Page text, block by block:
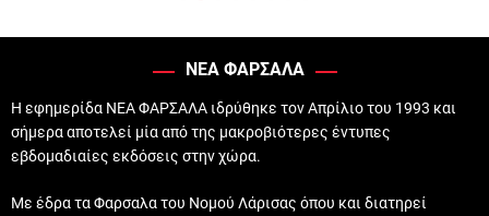
ΝΕΑ ΦΑΡΣΑΛΑ
Η εφημερίδα ΝΕΑ ΦΑΡΣΑΛΑ ιδρύθηκε τον Απρίλιο του 1993 και
σήμερα αποτελεί μία από της μακροβιότερες έντυπες
εβδομαδιαίες εκδόσεις στην χώρα.
Με έδρα τα Φαρσαλα του Νομού Λάρισας όπου και διατηρεί